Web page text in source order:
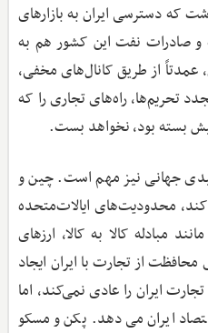
که دسترسی ایران به بازارهای
و صادرات نفت این کشور هم به
عمدتاً از طریق کانال‌های مخفی،
راه‌های تجاری را که
بسته بود، نخواهد بست.
جهانی نیز مهم است. چین و
کند، محدودیت‌های ایالات‌متحده
مبادله کالا به کالا، ارزهای
از تجارت با ایران ایجاد
ایران را عادی نمی‌کند، اما
ایران می‌دهد. پکن و مسکو